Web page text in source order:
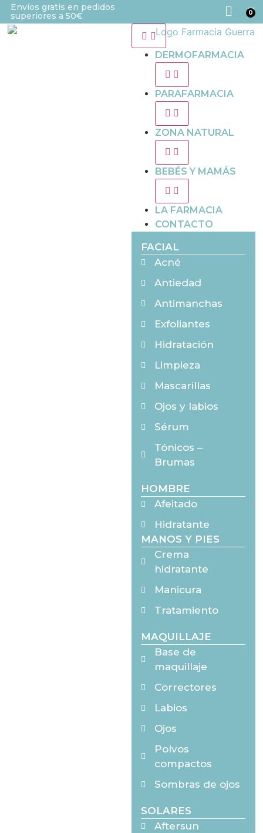
Envíos gratis en pedidos
superiores a 50€
0
DERMOFARMACIA
PARAFARMACIA
ZONA NATURAL
BEBÉS Y MAMÁS
LA FARMACIA
CONTACTO
FACIAL
Acné
Antiedad
Antimanchas
Exfoliantes
Hidratación
Limpieza
Mascarillas
Ojos y labios
Sérum
Tónicos –
Brumas
HOMBRE
Afeitado
Hidratante
MANOS Y PIES
Crema
hidratante
Manicura
Tratamiento
MAQUILLAJE
Base de
maquillaje
Correctores
Labios
Ojos
Polvos
compactos
Sombras de ojos
SOLARES
Aftersun